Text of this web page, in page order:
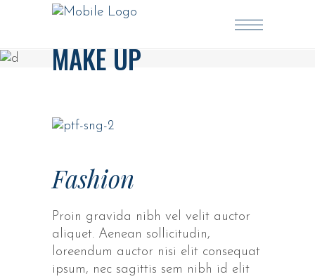
MAKE UP
Fashion
Proin gravida nibh vel velit auctor
aliquet. Aenean sollicitudin,
loreendum auctor nisi elit consequat
ipsum, nec sagittis sem nibh id elit